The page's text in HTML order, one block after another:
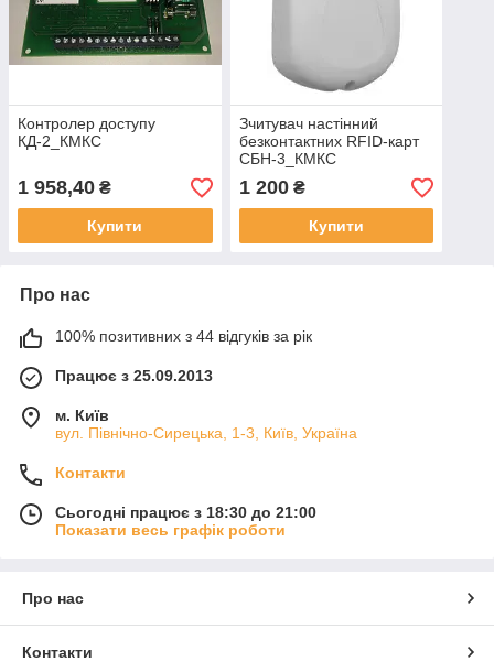
Контролер доступу
КД-2_КМКС
1 958,40 ₴
Купити
Зчитувач настінний
безконтактних RFID-карт
СБН-3_КМКС
1 200₴
Купити
Про нас
100% позитивних з 44 відгуків за рік
Працює з 25.09.2013
м. Київ
вул. Північно-Сирецька, 1-3, Київ, Україна
Контакти
Сьогодні працює з 18:30 до 21:00
Показати весь графік роботи
Про нас
Контакти